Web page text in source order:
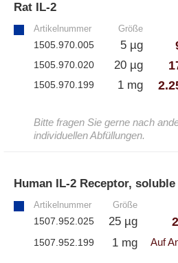
Rat IL-2
Artikelnummer Größe
1505.970.005 5 µg
1505.970.020 20 µg
1505.970.199 1 mg
Bitte fragen Sie gerne nach
individuellen Abfüllungen.
Human IL-2 Receptor, soluble
Artikelnummer Größe
1507.952.025 25 µg
1507.952.199 1 mg Auf